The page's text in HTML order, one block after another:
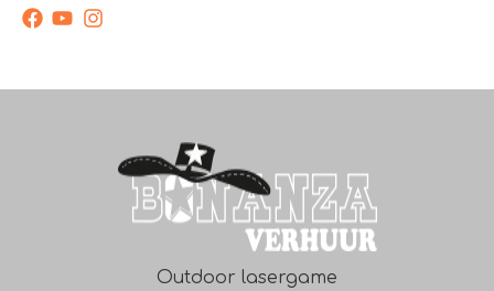
facebook
youtube
instagram
Outdoor lasergame